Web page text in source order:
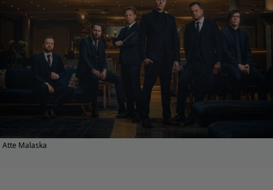
Atte Malaska